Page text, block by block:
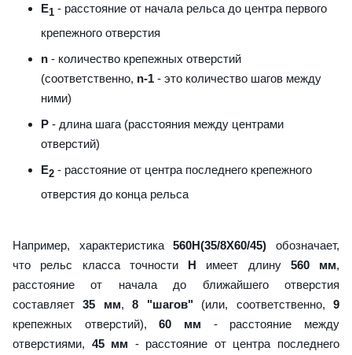
E1 - расстояние от начала рельса до центра первого
крепежного отверстия
n - количество крепежных отверстий
(соответственно, n-1 - это количество шагов между
ними)
P - длина шага (расстояния между центрами
отверстий)
E2 - расстояние от центра последнего крепежного
отверстия до конца рельса
Например, характеристика560H(35/8X60/45) обозначает,
что рельс класса точности H имеет длину 560 мм,
расстояние от начала до ближайшего отверстия
составляет35 мм,8 "шагов" (или, соответственно,9
крепежных отверстий),60 мм - расстояние между
отверстиями, 45 мм - расстояние от центра последнего